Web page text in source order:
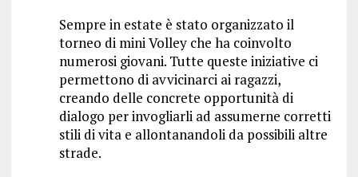
Sempre in estate è stato organizzato il
torneo di mini Volley che ha coinvolto
numerosi giovani. Tutte queste iniziative ci
permettono di avvicinarci ai ragazzi,
creando delle concrete opportunità di
dialogo per invogliarli ad assumerne corretti
stili di vita e allontanandoli da possibili altre
strade.